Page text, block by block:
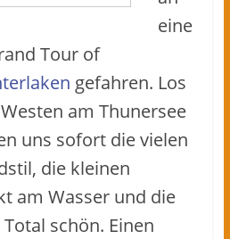
eine
Tour of
gefahren. Los
am Thunersee
uns sofort die vielen
die kleinen
am Wasser und die
schön. Einen